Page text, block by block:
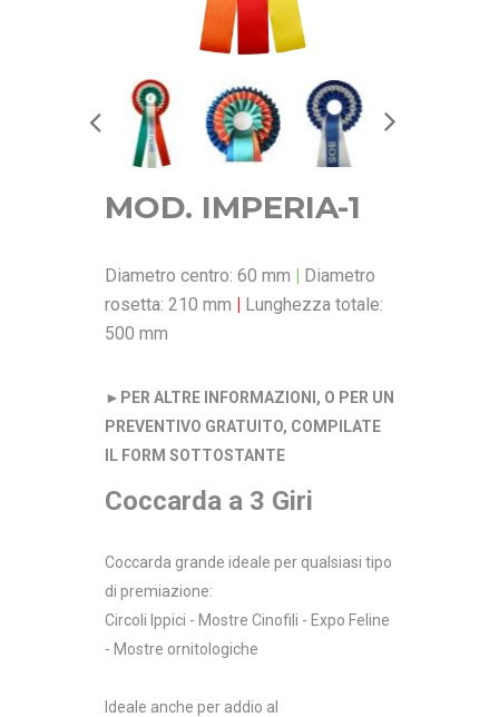
MOD. IMPERIA-1
Diametro centro: 60 mm | Diametro
rosetta: 210 mm | Lunghezza totale:
500 mm
► PER ALTRE INFORMAZIONI, O PER UN
PREVENTIVO GRATUITO, COMPILATE
IL FORM SOTTOSTANTE
Coccarda a 3 Giri
Coccarda grande ideale per qualsiasi tipo
di premiazione:
Circoli Ippici - Mostre Cinofili - Expo Feline
- Mostre ornitologiche
Ideale anche per addio al